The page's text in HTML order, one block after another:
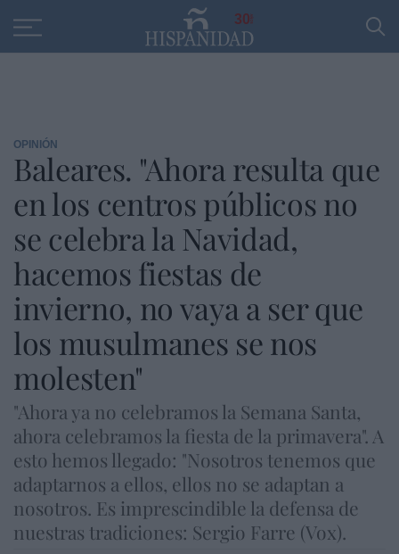
30
OPINIÓN
Baleares. "Ahora resulta que
en los centros públicos no
se celebra la Navidad,
hacemos fiestas de
invierno, no vaya a ser que
los musulmanes se nos
molesten"
"Ahora ya no celebramos la Semana Santa,
ahora celebramos la fiesta de la primavera". A
esto hemos llegado: "Nosotros tenemos que
adaptarnos a ellos, ellos no se adaptan a
nosotros. Es imprescindible la defensa de
nuestras tradiciones: Sergio Farre (Vox).